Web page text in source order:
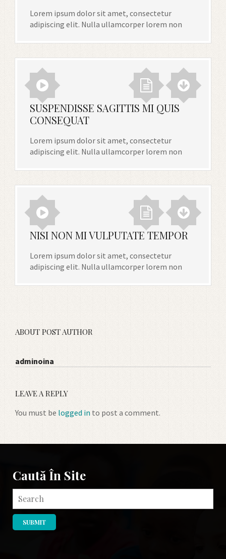
Lorem ipsum dolor sit amet, consectetur
adipiscing elit. Nulla ullamcorper lorem non
SUSPENDISSE SAGITTIS MI QUIS
CONSEQUAT
Lorem ipsum dolor sit amet, consectetur
adipiscing elit. Nulla ullamcorper lorem non
NISI NON MI VULPUTATE TEMPOR
Lorem ipsum dolor sit amet, consectetur
adipiscing elit. Nulla ullamcorper lorem non
ABOUT POST AUTHOR
adminoina
LEAVE A REPLY
You must be logged in to post a comment.
Caută În Site